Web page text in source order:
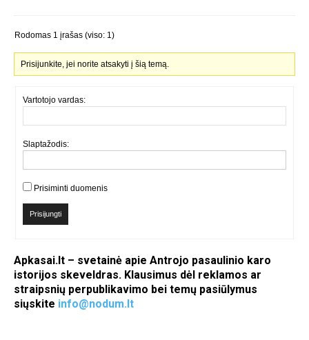
Rodomas 1 įrašas (viso: 1)
Prisijunkite, jei norite atsakyti į šią temą.
Vartotojo vardas:
Slaptažodis:
Prisiminti duomenis
Prisijungti
Apkasai.lt – svetainė apie Antrojo pasaulinio karo
istorijos skeveldras. Klausimus dėl reklamos ar
straipsnių perpublikavimo bei temų pasiūlymus
siųskite info@nodum.lt